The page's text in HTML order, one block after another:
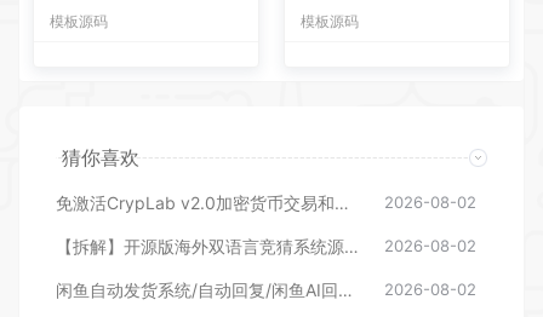
模板源码
模板源码
猜你喜欢
免激活CrypLab v2.0加密货币交易和拍卖系统源码，前台新增中文后台全部汉化 2026-08-02
【拆解】开源版海外双语言竞猜系统源码 2026-08-02
闲鱼自动发货系统/自动回复/闲鱼AI回复系统源码 2026-08-02